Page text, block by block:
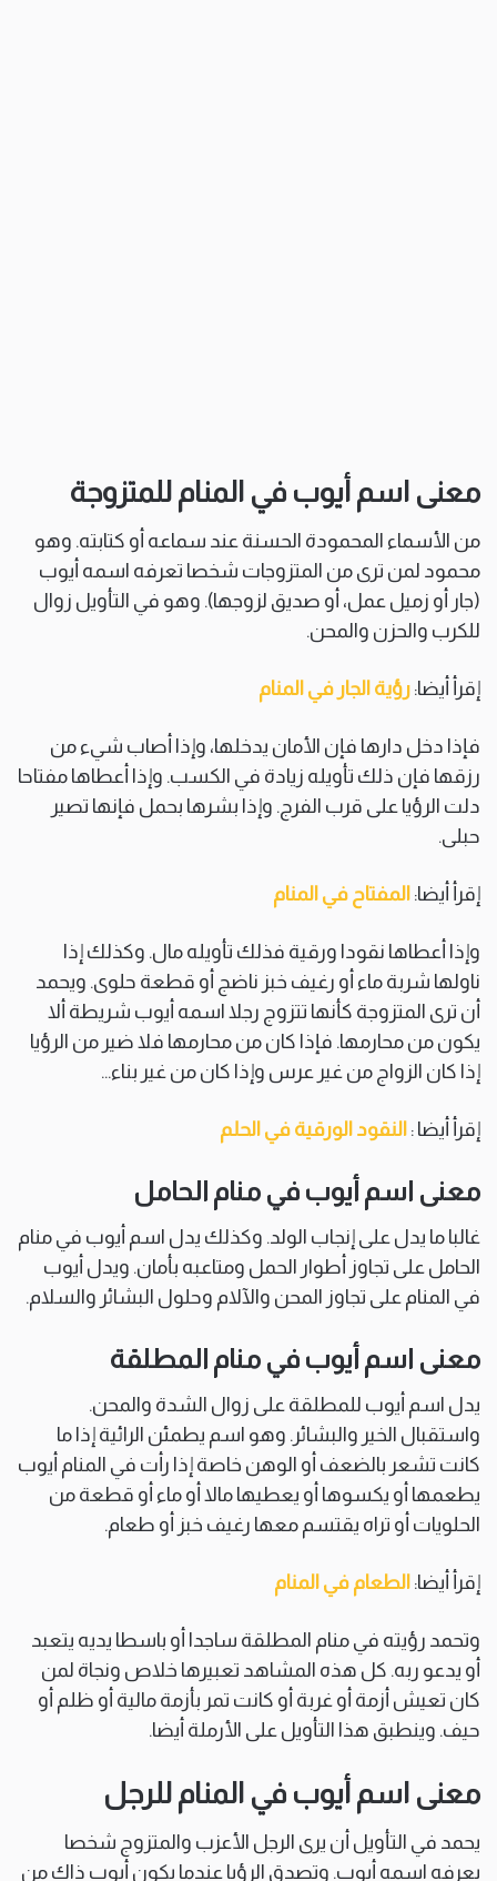
معنى اسم أيوب في المنام للمتزوجة
من الأسماء المحمودة الحسنة عند سماعه أو كتابته. وهو
محمود لمن ترى من المتزوجات شخصا تعرفه اسمه أيوب
(جار أو زميل عمل، أو صديق لزوجها). وهو في التأويل زوال
للكرب والحزن والمحن.
إقرأ أيضا: رؤية الجار في المنام
فإذا دخل دارها فإن الأمان يدخلها، وإذا أصاب شيء من
رزقها فإن ذلك تأويله زيادة في الكسب. وإذا أعطاها مفتاحا
دلت الرؤيا على قرب الفرج. وإذا بشرها بحمل فإنها تصير
حبلى.
إقرأ أيضا: المفتاح في المنام
وإذا أعطاها نقودا ورقية فذلك تأويله مال. وكذلك إذا
ناولها شربة ماء أو رغيف خبز ناضج أو قطعة حلوى. ويحمد
أن ترى المتزوجة كأنها تتزوج رجلا اسمه أيوب شريطة ألا
يكون من محارمها. فإذا كان من محارمها فلا ضير من الرؤيا
إذا كان الزواج من غير عرس وإذا كان من غير بناء…
إقرأ أيضا : النقود الورقية في الحلم
معنى اسم أيوب في منام الحامل
غالبا ما يدل على إنجاب الولد. وكذلك يدل اسم أيوب في منام
الحامل على تجاوز أطوار الحمل ومتاعبه بأمان. ويدل أيوب
في المنام على تجاوز المحن والآلام وحلول البشائر والسلام.
معنى اسم أيوب في منام المطلقة
يدل اسم أيوب للمطلقة على زوال الشدة والمحن.
واستقبال الخير والبشائر. وهو اسم يطمئن الرائية إذا ما
كانت تشعر بالضعف أو الوهن خاصة إذا رأت في المنام أيوب
يطعمها أو يكسوها أو يعطيها مالا أو ماء أو قطعة من
الحلويات أو تراه يقتسم معها رغيف خبز أو طعام.
إقرأ أيضا: الطعام في المنام
وتحمد رؤيته في منام المطلقة ساجدا أو باسطا يديه يتعبد
أو يدعو ربه. كل هذه المشاهد تعبيرها خلاص ونجاة لمن
كان تعيش أزمة أو غربة أو كانت تمر بأزمة مالية أو ظلم أو
حيف. وينطبق هذا التأويل على الأرملة أيضا.
معنى اسم أيوب في المنام للرجل
يحمد في التأويل أن يرى الرجل الأعزب والمتزوج شخصا
يعرفه اسمه أيوب. وتصدق الرؤيا عندما يكون أيوب ذاك من